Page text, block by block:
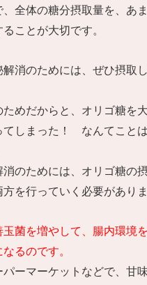
、全体の糖分摂取量を、あ
ことが大切です。
解消のためには、ぜひ摂取
めだからと、オリゴ糖を
てしまった！ なんてこと
消のためには、オリゴ糖の
を行っていく必要がありま
玉菌を増やして、腸内環境
るのです。
ーマーケットなどで、甘